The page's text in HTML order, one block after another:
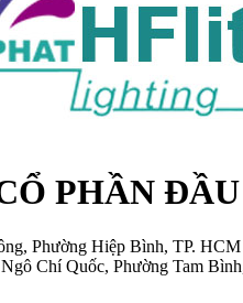
PHẦN
Phường Hiệp Bình, TP. HCM
Chí Quốc, Phường Tam